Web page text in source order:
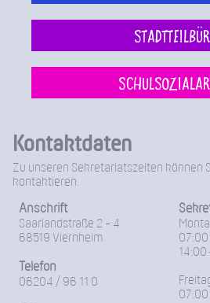
Kontaktdaten
Zu unseren Sekretariatszeiten können
kontaktieren.
Anschrift
Saarlandstraße 2 - 4
68519 Viernheim
Telefon
06204 / 96 11 0
07:00
14:00
07:00